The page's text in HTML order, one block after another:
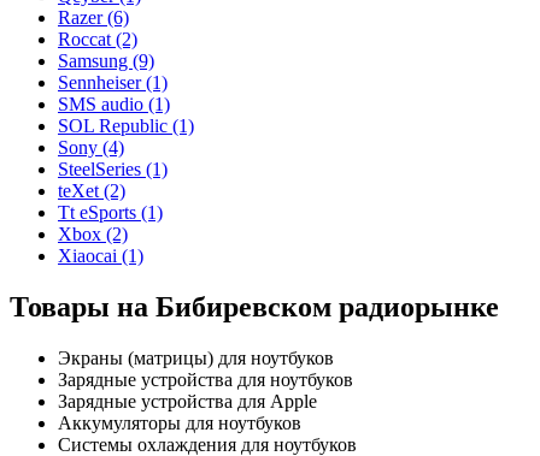
Razer (6)
Roccat (2)
Samsung (9)
Sennheiser (1)
SMS audio (1)
SOL Republic (1)
Sony (4)
SteelSeries (1)
teXet (2)
Tt eSports (1)
Xbox (2)
Xiaocai (1)
Товары на Бибиревском радиорынке
Экраны (матрицы) для ноутбуков
Зарядные устройства для ноутбуков
Зарядные устройства для Apple
Аккумуляторы для ноутбуков
Системы охлаждения для ноутбуков